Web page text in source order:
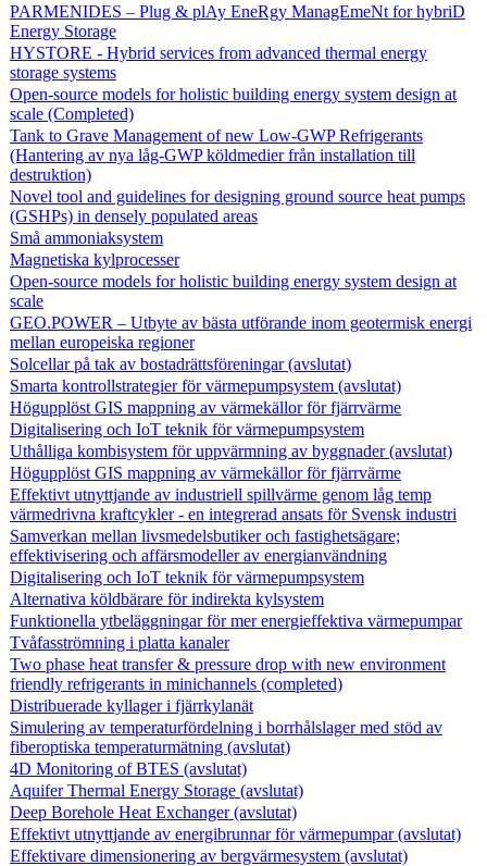
PARMENIDES – Plug & plAy EneRgy ManagEmeNt for hybriD
Energy Storage
HYSTORE - Hybrid services from advanced thermal energy
storage systems
Open-source models for holistic building energy system design at
scale (Completed)
Tank to Grave Management of new Low-GWP Refrigerants
(Hantering av nya låg-GWP köldmedier från installation till
destruktion)
Novel tool and guidelines for designing ground source heat pumps
(GSHPs) in densely populated areas
Små ammoniaksystem
Magnetiska kylprocesser
Open-source models for holistic building energy system design at
scale
GEO.POWER – Utbyte av bästa utförande inom geotermisk energi
mellan europeiska regioner
Solcellar på tak av bostadrättsföreningar (avslutat)
Smarta kontrollstrategier för värmepumpsystem (avslutat)
Högupplöst GIS mappning av värmekällor för fjärrvärme
Digitalisering och IoT teknik för värmepumpsystem
Uthålliga kombisystem för uppvärmning av byggnader (avslutat)
Högupplöst GIS mappning av värmekällor för fjärrvärme
Effektivt utnyttjande av industriell spillvärme genom låg temp
värmedrivna kraftcykler - en integrerad ansats för Svensk industri
Samverkan mellan livsmedelsbutiker och fastighetsägare;
effektivisering och affärsmodeller av energianvändning
Digitalisering och IoT teknik för värmepumpsystem
Alternativa köldbärare för indirekta kylsystem
Funktionella ytbeläggningar för mer energieffektiva värmepumpar
Tvåfasströmning i platta kanaler
Two phase heat transfer & pressure drop with new environment
friendly refrigerants in minichannels (completed)
Distribuerade kyllager i fjärrkylanät
Simulering av temperaturfördelning i borrhålslager med stöd av
fiberoptiska temperaturmätning (avslutat)
4D Monitoring of BTES (avslutat)
Aquifer Thermal Energy Storage (avslutat)
Deep Borehole Heat Exchanger (avslutat)
Effektivt utnyttjande av energibrunnar för värmepumpar (avslutat)
Effektivare dimensionering av bergvärmesystem (avslutat)